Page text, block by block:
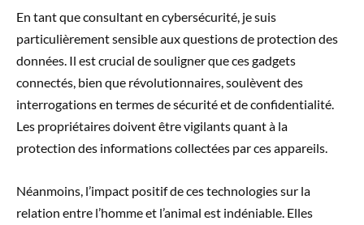
En tant que consultant en cybersécurité, je suis
particulièrement sensible aux questions de protection des
données. Il est crucial de souligner que ces gadgets
connectés, bien que révolutionnaires, soulèvent des
interrogations en termes de sécurité et de confidentialité.
Les propriétaires doivent être vigilants quant à la
protection des informations collectées par ces appareils.
Néanmoins, l’impact positif de ces technologies sur la
relation entre l’homme et l’animal est indéniable. Elles